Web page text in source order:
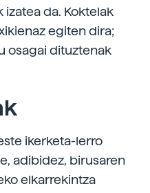
da. Koktelak
egiten dira;
osagai dituztenak
ikerketa-lerro
adibidez, birusaren
elkarrekintza